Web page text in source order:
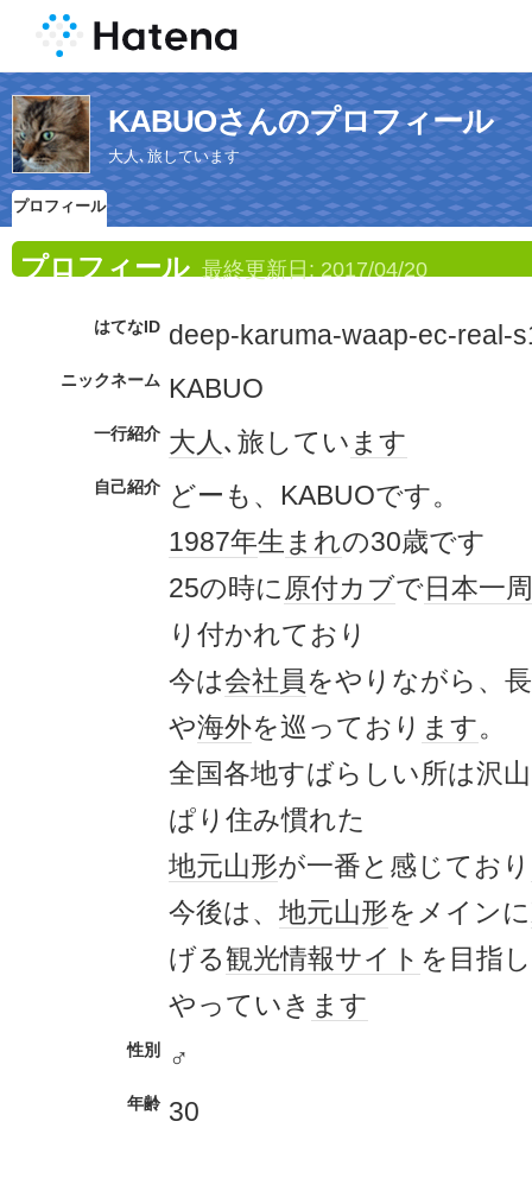
KABUOさんのプロフィール
大人､旅しています
プロフィール
プロフィール 最終更新日: 2017/04/20
はてなID deep-karuma-waap-ec-real-
ニックネーム KABUO
一行紹介 大人､旅してい ます
自己紹介
どーも、KABUOです。
1987年生 まれの30歳です
25の時に原付カブで日本一周
り付かれており
今は会社員をやりながら、
や海外を巡っており ます。
全国各地すばらしい所は沢
ぱり住み慣れた
地元山形が一番と感じており
今後は、 地元山形をメインに
げる観光情報サイト を目指
やっていき ます
性別 ♂
年齢 30